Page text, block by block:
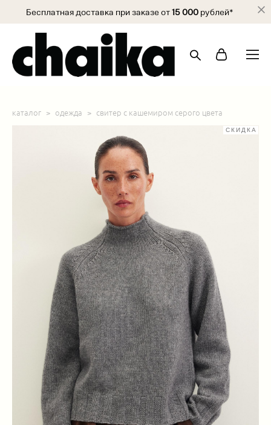
Бесплатная доставка при заказе от15 000рублей*
каталог > одежда > свитер с кашемиром серого цвета
СКИДКА